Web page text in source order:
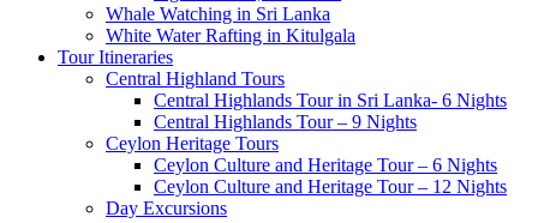
Whale Watching in Sri Lanka
White Water Rafting in Kitulgala
Tour Itineraries
Central Highland Tours
Central Highlands Tour in Sri Lanka- 6 Nights
Central Highlands Tour – 9 Nights
Ceylon Heritage Tours
Ceylon Culture and Heritage Tour – 6 Nights
Ceylon Culture and Heritage Tour – 12 Nights
Day Excursions